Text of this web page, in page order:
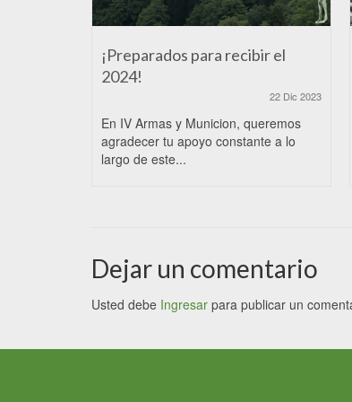
¡Preparados para recibir el
2024!
22 Dic 2023
En IV Armas y Municion, queremos
agradecer tu apoyo constante a lo
largo de este...
Dejar un comentario
Usted debe Ingresar para publicar un